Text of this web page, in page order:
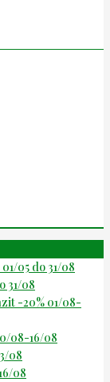
05 do 31/08
31/08
-20% 01/08-
08-16/08
08
08